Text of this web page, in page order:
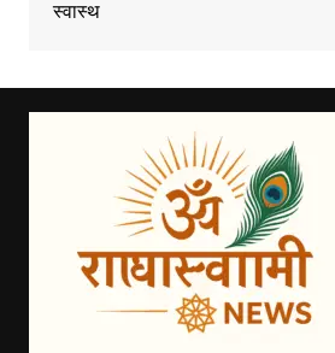
स्वास्थ